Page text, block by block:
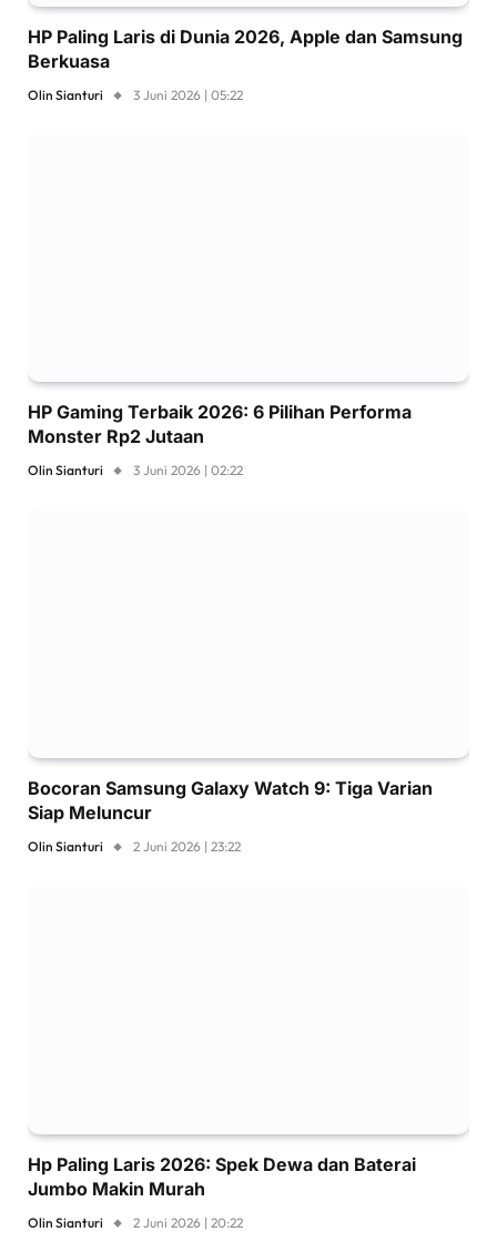
HP Paling Laris di Dunia 2026, Apple dan Samsung
Berkuasa
Olin Sianturi 3 Juni 2026 | 05:22
HP Gaming Terbaik 2026: 6 Pilihan Performa
Monster Rp2 Jutaan
Olin Sianturi 3 Juni 2026 | 02:22
Bocoran Samsung Galaxy Watch 9: Tiga Varian
Siap Meluncur
Olin Sianturi 2 Juni 2026 | 23:22
Hp Paling Laris 2026: Spek Dewa dan Baterai
Jumbo Makin Murah
Olin Sianturi 2 Juni 2026 | 20:22